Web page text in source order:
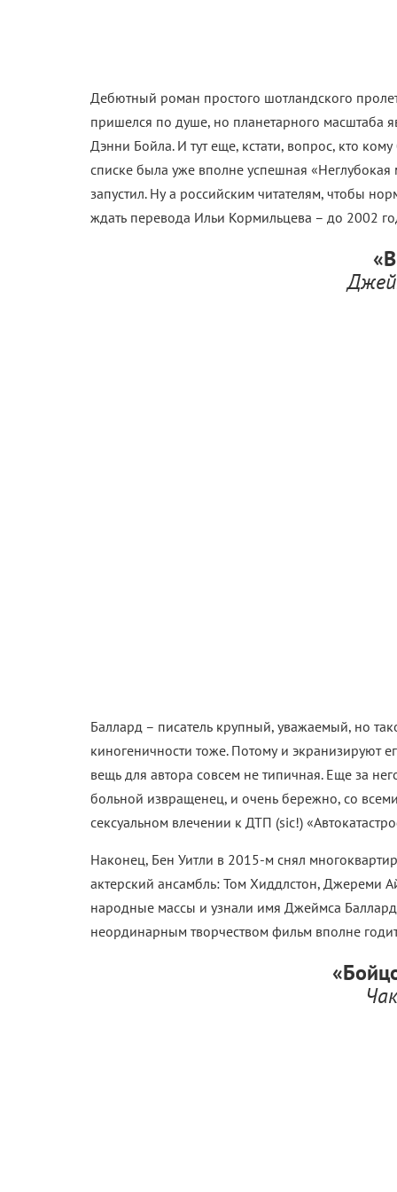
Дебютный роман простого шотландского
пришелся по душе, но планетарного масштаба
Дэнни Бойла. И тут еще, кстати, вопрос, кто
списке была уже вполне успешная
запустил. Ну а российским читателям, чтобы
ждать перевода Ильи Кормильцева – до 2002
Баллард – писатель крупный, уважаемый, но
киногеничности тоже. Потому и экранизируют
вещь для автора совсем не типичная. Еще за
больной извращенец, и очень бережно, со
сексуальном влечении к ДТП (sic!)
Наконец, Бен Уитли в 2015-м снял
актерский ансамбль: Том Хиддлстон, Джереми
народные массы и узнали имя Джеймса
неординарным творчеством фильм вполне